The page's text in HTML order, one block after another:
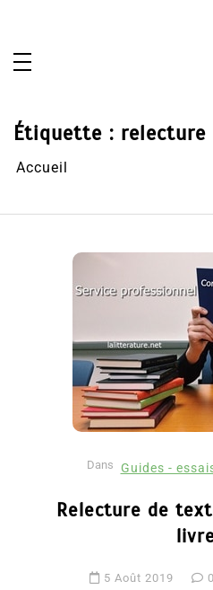
Étiquette : relecture
Accueil
Dans Guides -
Relecture de
5 Août 2019 0